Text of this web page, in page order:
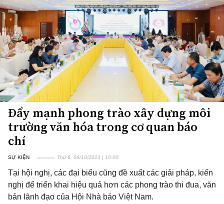
Đẩy mạnh phong trào xây dựng môi
trường văn hóa trong cơ quan báo
chí
SỰ KIỆN Thứ 6, 06/10/2023 | 10:00
Tại hội nghị, các đại biểu cũng đề xuất các giải pháp, kiến
nghị để triển khai hiệu quả hơn các phong trào thi đua, văn
bản lãnh đạo của Hội Nhà báo Việt Nam.